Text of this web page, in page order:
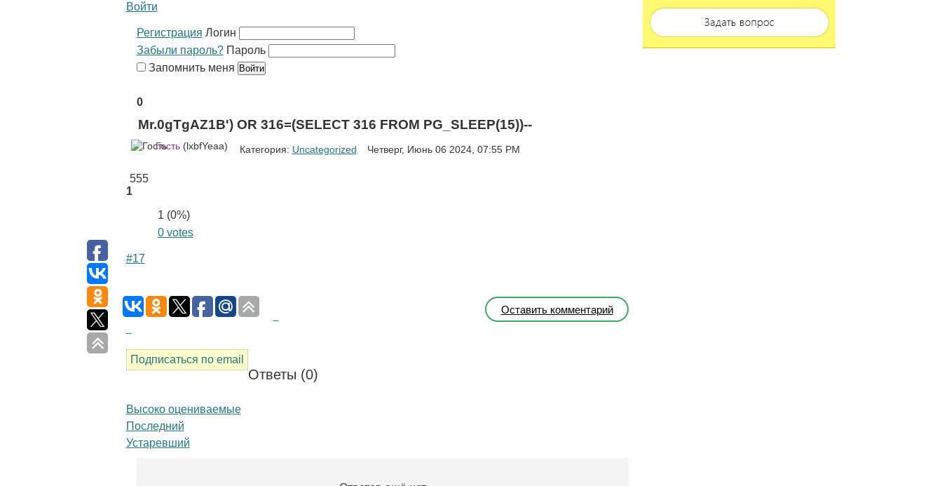
Войти
Регистрация Логин
Забыли пароль? Пароль
Запомнить меня
0
Mr.0gTgAZ1B') OR 316=(SELECT 316 FROM PG_SLEEP(15))--
Гость (lxbfYeaa) Категория: Uncategorized Четверг, Июнь 06 2024, 07:55 PM
555
1
1 (0%)
0 votes
#17
Оставить комментарий
Подписаться по email
Ответы (0)
Высоко оцениваемые
Последний
Устаревший